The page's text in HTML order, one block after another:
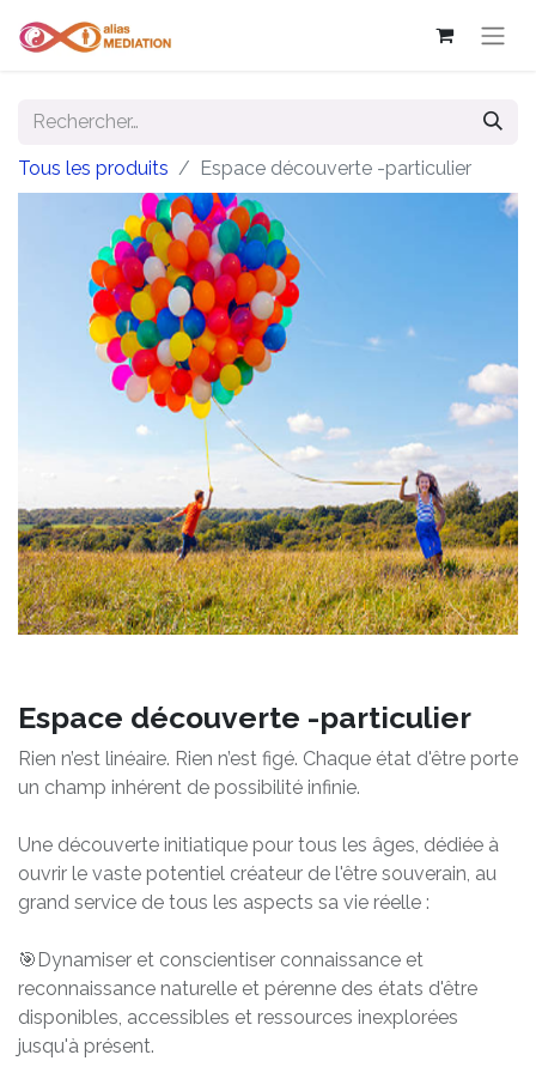
Tous les produits Espace découverte -particulier
Espace découverte -particulier
Rien n’est linéaire. Rien n’est figé. Chaque état d'être porte
un champ inhérent de possibilité infinie.
Une découverte initiatique pour tous les âges, dédiée à
ouvrir le vaste potentiel créateur de l'être souverain, au
grand service de tous les aspects sa vie réelle :
🎯Dynamiser et conscientiser connaissance et
reconnaissance naturelle et pérenne des états d'être
disponibles, accessibles et ressources inexplorées
jusqu'à présent.